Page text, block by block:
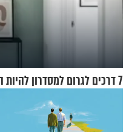
7 דרכים לגרום למסדרון להיות החלל הכי מפתיע בבית